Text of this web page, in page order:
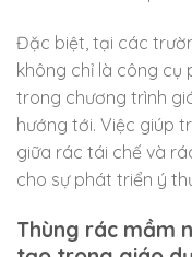
Đặc biệt, tại các
không chỉ là công cụ
trong chương trình
hướng tới. Việc giúp
giữa rác tái chế và
cho sự phát triển ý
Thùng rác mầm